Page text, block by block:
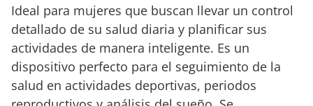
Ideal para mujeres que buscan llevar un control
detallado de su salud diaria y planificar sus
actividades de manera inteligente. Es un
dispositivo perfecto para el seguimiento de la
salud en actividades deportivas, periodos